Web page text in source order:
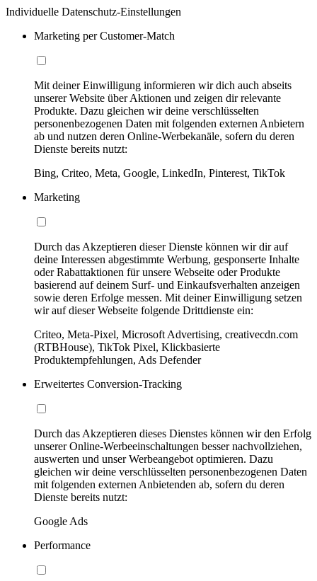
Individuelle Datenschutz-Einstellungen
Marketing per Customer-Match
Mit deiner Einwilligung informieren wir dich auch abseits
unserer Website über Aktionen und zeigen dir relevante
Produkte. Dazu gleichen wir deine verschlüsselten
personenbezogenen Daten mit folgenden externen Anbietern
ab und nutzen deren Online-Werbekanäle, sofern du deren
Dienste bereits nutzt:
Bing, Criteo, Meta, Google, LinkedIn, Pinterest, TikTok
Marketing
Durch das Akzeptieren dieser Dienste können wir dir auf
deine Interessen abgestimmte Werbung, gesponserte Inhalte
oder Rabattaktionen für unsere Webseite oder Produkte
basierend auf deinem Surf- und Einkaufsverhalten anzeigen
sowie deren Erfolge messen. Mit deiner Einwilligung setzen
wir auf dieser Webseite folgende Drittdienste ein:
Criteo, Meta-Pixel, Microsoft Advertising, creativecdn.com
(RTBHouse), TikTok Pixel, Klickbasierte
Produktempfehlungen, Ads Defender
Erweitertes Conversion-Tracking
Durch das Akzeptieren dieses Dienstes können wir den Erfolg
unserer Online-Werbeeinschaltungen besser nachvollziehen,
auswerten und unser Werbeangebot optimieren. Dazu
gleichen wir deine verschlüsselten personenbezogenen Daten
mit folgenden externen Anbietenden ab, sofern du deren
Dienste bereits nutzt:
Google Ads
Performance